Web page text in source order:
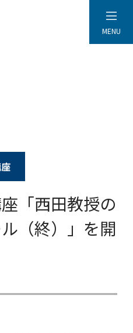
MENU
「西田教授の
（終）」を開